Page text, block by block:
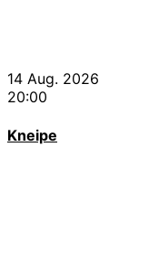
14 Aug. 2026
20:00
Kneipe